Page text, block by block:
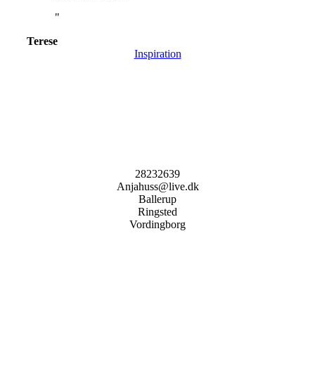
Terese
Inspiration
28232639
Anjahuss@live.dk
Ballerup
Ringsted
Vordingborg